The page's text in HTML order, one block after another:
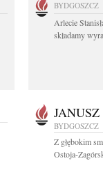
BYDGOSZCZ
Arlecie
składamy
BYDGOSZCZ
Z głębokim
Ostoja-